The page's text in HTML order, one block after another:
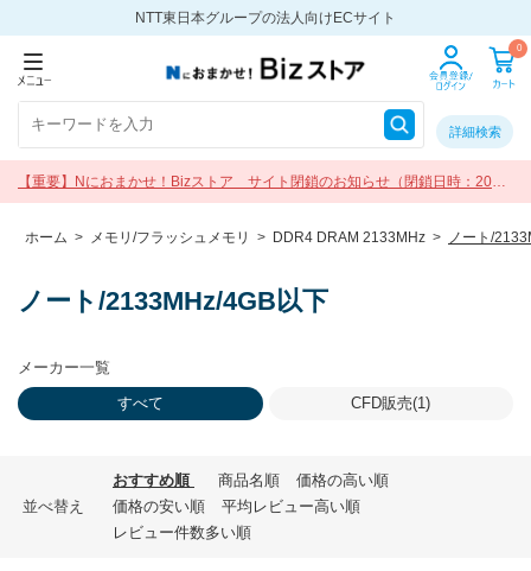
NTT東日本グループの法人向けECサイト
0
詳細検索
【重要】Nにおまかせ！Bizストア サイト閉鎖のお知らせ（閉鎖日時：2026
年9月30日 17:00）
ホーム > メモリ/フラッシュメモリ > DDR4 DRAM 2133MHz > ノート/
ノート/2133MHz/4GB以下
メーカー一覧
すべて
CFD販売(1)
並べ替え
おすすめ順 商品名順
価格の高い順
価格の安い順
平均レビュー高い順
レビュー件数多い順